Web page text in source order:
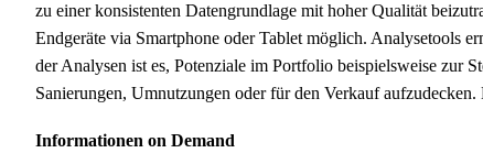
zu einer konsistenten Datengrundlage mit hoher Qualität
Endgeräte via Smartphone oder Tablet möglich. Analysetools
der Analysen ist es, Potenziale im Portfolio beispielsweise zur
Sanierungen, Umnutzungen oder für den Verkauf
Informationen on Demand